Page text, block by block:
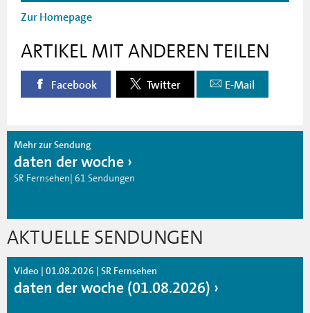
Zur Homepage
ARTIKEL MIT ANDEREN TEILEN
Facebook Twitter E-Mail
Mehr zur Sendung
daten der woche
SR Fernsehen| 61 Sendungen
AKTUELLE SENDUNGEN
Video | 01.08.2026 | SR Fernsehen
daten der woche (01.08.2026)